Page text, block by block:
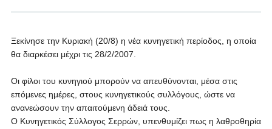
Ξεκίνησε την Κυριακή (20/8) η νέα κυνηγετική περίοδος, η οποία
θα διαρκέσει μέχρι τις 28/2/2007
Οι φίλοι του κυνηγιού μπορούν να απευθύνονται, μέσα στις
επόμενες ημέρες, στους κυνηγετικούς συλλόγους, ώστε να
ανανεώσουν την απαιτούμενη άδειά τους.
Ο Κυνηγετικός Σύλλογος Σερρών, υπενθυμίζει πως η λαθροθηρία